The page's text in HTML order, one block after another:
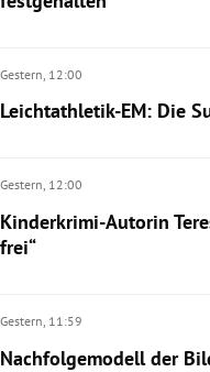
Gestern, 12:00
Leichtathletik-EM: Die
Gestern, 12:00
Kinderkrimi-Autorin
frei“
Gestern, 11:59
Nachfolgemodell der